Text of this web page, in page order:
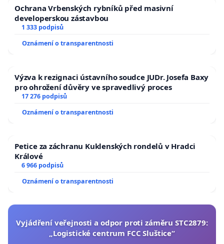
Ochrana Vrbenských rybníků před masivní
developerskou zástavbou
1 333 podpisů
Oznámení o transparentnosti
Výzva k rezignaci ústavního soudce JUDr. Josefa Baxy
pro ohrožení důvěry ve spravedlivý proces
17 276 podpisů
Oznámení o transparentnosti
Petice za záchranu Kuklenských rondelů v Hradci
Králové
6 966 podpisů
Oznámení o transparentnosti
Vyjádření veřejnosti a odpor proti záměru STC2879:
„Logistické centrum FCC Sluštice“